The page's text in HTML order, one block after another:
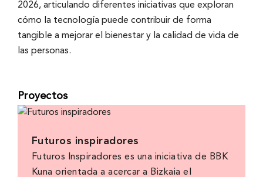
2026, articulando diferentes iniciativas que exploran
cómo la tecnología puede contribuir de forma
tangible a mejorar el bienestar y la calidad de vida de
las personas.
Proyectos
Futuros inspiradores
Futuros Inspiradores es una iniciativa de BBK
Kuna orientada a acercar a Bizkaia el